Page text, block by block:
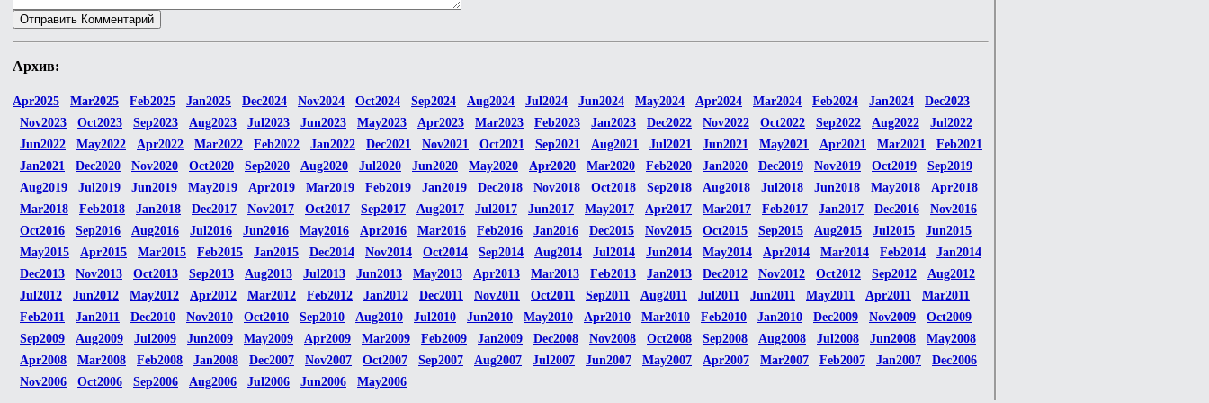
Архив:
Apr2025 Mar2025 Feb2025 Jan2025 Dec2024 Nov2024 Oct2024 Sep2024 Aug2024 Jul2024 Jun2024 May2024 Apr2024 Mar2024 Feb2024 Jan2024
Dec2023
Nov2023
Oct2023 Sep2023 Aug2023 Jul2023 Jun2023 May2023 Apr2023 Mar2023 Feb2023 Jan2023 Dec2022 Nov2022 Oct2022 Sep2022 Aug2022
Jul2022
Jun2022
May2022 Apr2022 Mar2022 Feb2022 Jan2022 Dec2021 Nov2021 Oct2021 Sep2021 Aug2021 Jul2021 Jun2021 May2021 Apr2021 Mar2021
Feb2021
Jan2021
Dec2020 Nov2020 Oct2020 Sep2020 Aug2020 Jul2020 Jun2020 May2020 Apr2020 Mar2020 Feb2020 Jan2020 Dec2019 Nov2019 Oct2019
Sep2019
Aug2019
Jul2019 Jun2019 May2019 Apr2019 Mar2019 Feb2019 Jan2019 Dec2018 Nov2018 Oct2018 Sep2018 Aug2018 Jul2018 Jun2018 May2018
Apr2018
Mar2018
Feb2018 Jan2018 Dec2017 Nov2017 Oct2017 Sep2017 Aug2017 Jul2017 Jun2017 May2017 Apr2017 Mar2017 Feb2017 Jan2017 Dec2016
Nov2016
Oct2016
Sep2016 Aug2016 Jul2016 Jun2016 May2016 Apr2016 Mar2016 Feb2016 Jan2016 Dec2015 Nov2015 Oct2015 Sep2015 Aug2015 Jul2015
Jun2015
May2015
Apr2015 Mar2015 Feb2015 Jan2015 Dec2014 Nov2014 Oct2014 Sep2014 Aug2014 Jul2014 Jun2014 May2014 Apr2014 Mar2014 Feb2014
Jan2014
Dec2013
Nov2013 Oct2013 Sep2013 Aug2013 Jul2013 Jun2013 May2013 Apr2013 Mar2013 Feb2013 Jan2013 Dec2012 Nov2012 Oct2012 Sep2012
Aug2012
Jul2012
Jun2012 May2012 Apr2012 Mar2012 Feb2012 Jan2012 Dec2011 Nov2011 Oct2011 Sep2011 Aug2011 Jul2011 Jun2011 May2011 Apr2011
Mar2011
Feb2011
Jan2011 Dec2010 Nov2010 Oct2010 Sep2010 Aug2010 Jul2010 Jun2010 May2010 Apr2010 Mar2010 Feb2010 Jan2010 Dec2009 Nov2009
Oct2009
Sep2009
Aug2009 Jul2009 Jun2009 May2009 Apr2009 Mar2009 Feb2009 Jan2009 Dec2008 Nov2008 Oct2008 Sep2008 Aug2008 Jul2008 Jun2008
May2008
Apr2008
Mar2008 Feb2008 Jan2008 Dec2007 Nov2007 Oct2007 Sep2007 Aug2007 Jul2007 Jun2007 May2007 Apr2007 Mar2007 Feb2007 Jan2007
Dec2006
Nov2006
Oct2006 Sep2006 Aug2006 Jul2006 Jun2006 May2006